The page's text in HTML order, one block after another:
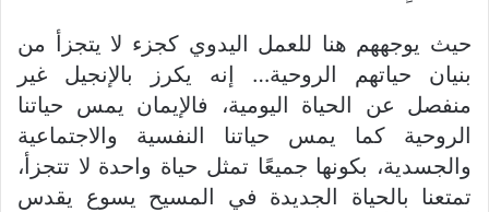
حيث يوجههم هنا للعمل اليدوي كجزء لا يتجزأ من
بنيان حياتهم الروحية… إنه يكرز بالإنجيل غير
منفصل عن الحياة اليومية، فالإيمان يمس حياتنا
الروحية كما يمس حياتنا النفسية والاجتماعية
والجسدية، بكونها جميعًا تمثل حياة واحدة لا تتجزأ،
تمتعنا بالحياة الجديدة في المسيح يسوع يقدس